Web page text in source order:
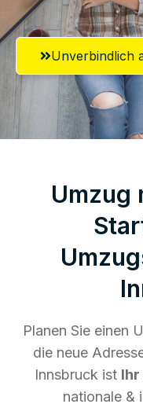
Unverbindlich
Umzug
Planen Sie einen
die neue
Innsbruck ist
nationale &